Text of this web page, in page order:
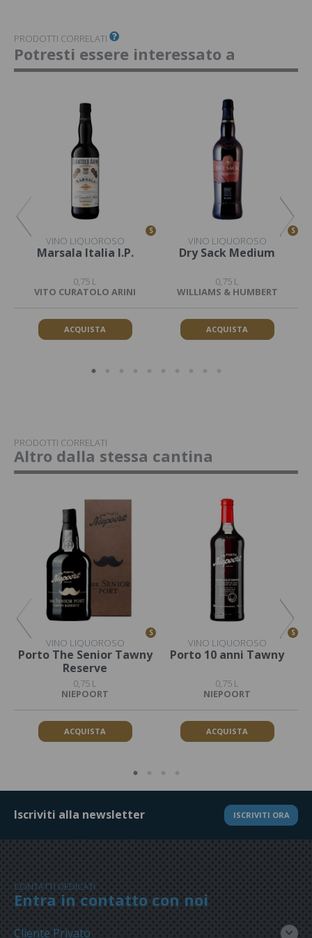
PRODOTTI CORRELATI
Potresti essere interessato a
S
VINO LIQUOROSO
Marsala Italia I.P.
0,75 L
VITO CURATOLO ARINI
ACQUISTA
S
VINO LIQUOROSO
Dry Sack Medium
0,75 L
WILLIAMS & HUMBERT
ACQUISTA
PRODOTTI CORRELATI
Altro dalla stessa cantina
S
VINO LIQUOROSO
Porto The Senior Tawny
Reserve
0,75 L
NIEPOORT
ACQUISTA
S
VINO LIQUOROSO
Porto 10 anni Tawny
0,75 L
NIEPOORT
ACQUISTA
Iscriviti alla newsletter ISCRIVITI ORA
CONTATTI DEDICATI
Entra in contatto con noi
Cliente Privato